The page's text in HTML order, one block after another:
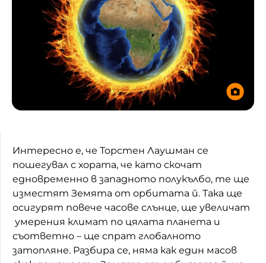
Интересно е, че Торстен Лаушман се
пошегувал с хората, че като скочат
едновременно в западното полукълбо, те ще
изместят Земята от орбитата й. Така ще
осигурят повече часове слънце, ще увеличат
умерения климат по цялата планета и
съответно – ще спрат глобалното
затопляне. Разбира се, няма как един масов